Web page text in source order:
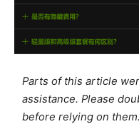
Parts of this article
assistance. Please
before relying on them.